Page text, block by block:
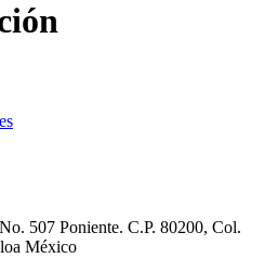
507 Poniente. C.P. 80200, Col.
México